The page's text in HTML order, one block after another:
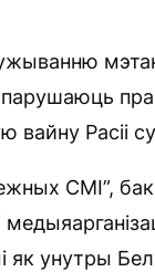
вайну Расіі
СМІ”, бакі
унутры